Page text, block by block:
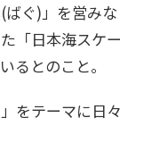
超！両親も背が高
？幼少期から運動
ぐ)」を営みな
「日本海スケー
るとのこと。
をテーマに日々